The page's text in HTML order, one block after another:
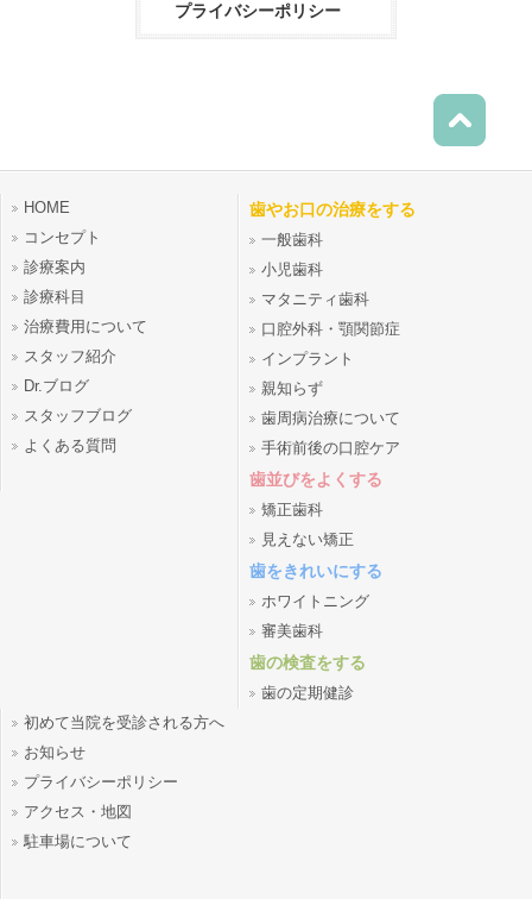
プライバシーポリシー
HOME
コンセプト
診療案内
診療科目
治療費用について
スタッフ紹介
Dr.ブログ
スタッフブログ
よくある質問
歯やお口の治療をする
一般歯科
小児歯科
マタニティ歯科
口腔外科・顎関節症
インプラント
親知らず
歯周病治療について
手術前後の口腔ケア
歯並びをよくする
矯正歯科
見えない矯正
歯をきれいにする
ホワイトニング
審美歯科
歯の検査をする
歯の定期健診
初めて当院を受診される方へ
お知らせ
プライバシーポリシー
アクセス・地図
駐車場について